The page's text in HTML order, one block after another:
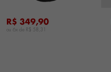
R$ 349,90
ou 6x de R$ 58,31